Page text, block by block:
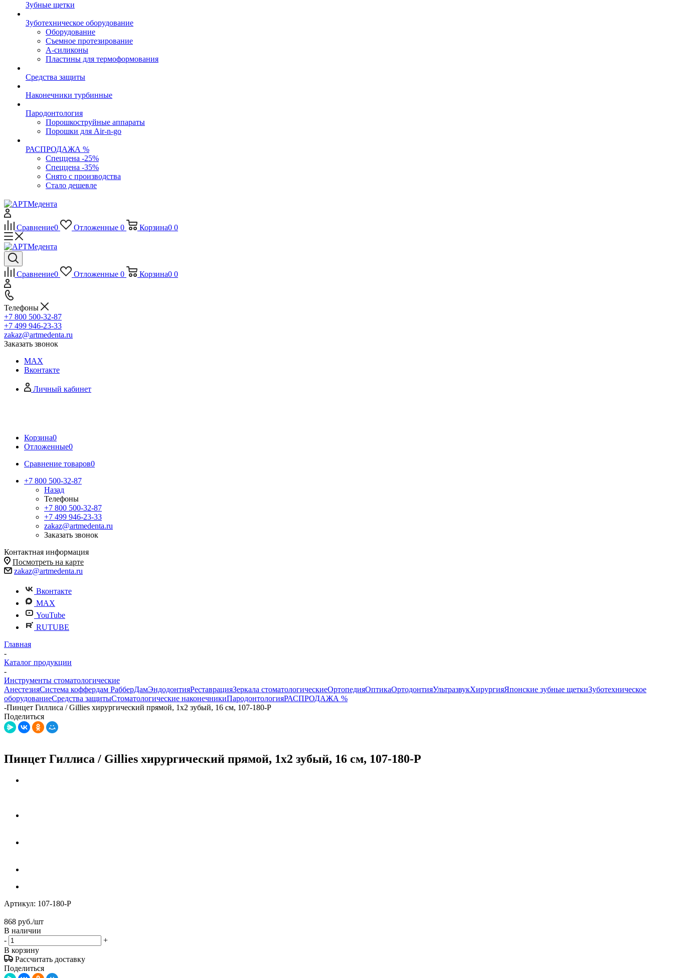
Зубные щетки
Зуботехническое оборудование
Оборудование
Съемное протезирование
А-силиконы
Пластины для термоформования
Средства защиты
Наконечники турбинные
Пародонтология
Порошкоструйные аппараты
Порошки для Air-n-go
РАСПРОДАЖА %
Спеццена -25%
Спеццена -35%
Снято с производства
Стало дешевле
Сравнение0 Отложенные 0 Корзина0 0
Сравнение0 Отложенные 0 Корзина0 0
Телефоны
+7 800 500-32-87
+7 499 946-23-33
zakaz@artmedenta.ru
Заказать звонок
MAX
Вконтакте
Личный кабинет
Корзина0
Отложенные0
Сравнение товаров0
+7 800 500-32-87
Назад
Телефоны
+7 800 500-32-87
+7 499 946-23-33
zakaz@artmedenta.ru
Заказать звонок
Контактная информация
Посмотреть на карте
zakaz@artmedenta.ru
Вконтакте
MAX
YouTube
RUTUBE
Главная
-
Каталог продукции
-
Инструменты стоматологические
АнестезияСистема коффердам РабберДамЭндодонтияРеставрацияЗеркала стоматологическиеОртопедияОптикаОртодонтияУльтразвукХирургияЯпонские зубные щеткиЗуботехническое
оборудованиеСредства защитыСтоматологические наконечникиПародонтологияРАСПРОДАЖА %
-Пинцет Гиллиса / Gillies хирургический прямой, 1х2 зубый, 16 см, 107-180-P
Поделиться
Пинцет Гиллиса / Gillies хирургический прямой, 1х2 зубый, 16 см, 107-180-P
Артикул: 107-180-P
868 руб./шт
В наличии
-
+
В корзину
Рассчитать доставку
Поделиться